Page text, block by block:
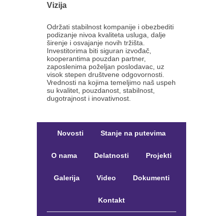
Vizija
Održati stabilnost kompanije i obezbediti
podizanje nivoa kvaliteta usluga, dalje
širenje i osvajanje novih tržišta.
Investitorima biti siguran izvođač,
kooperantima pouzdan partner,
zaposlenima poželjan poslodavac, uz
visok stepen društvene odgovornosti.
Vrednosti na kojima temeljimo naš uspeh
su kvalitet, pouzdanost, stabilnost,
dugotrajnost i inovativnost.
Novosti Stanje na putevima
O nama Delatnosti Projekti
Galerija Video Dokumenti
Kontakt